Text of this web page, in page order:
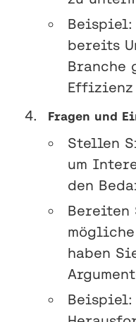
Beispiel:
bereits
Branche
Effizienz
Fragen und
Stellen
um
den
Bereiten
haben
Beispiel: